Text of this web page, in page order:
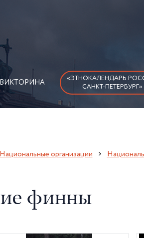
ВИКТОРИНА
«ЭТНОКАЛЕНДАРЬ
САНКТ-ПЕТЕРБУРГ»
Национальные организации
финны